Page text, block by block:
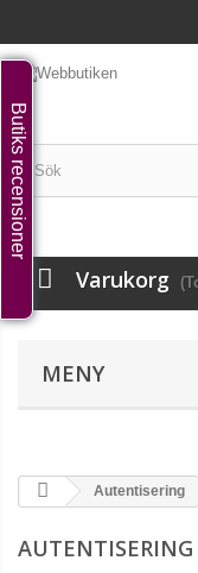
Varukorg
MENY
Autentisering
AUTENTISERING
Butiks recensioner